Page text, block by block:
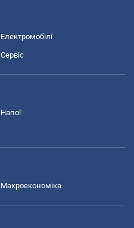
Електромобілі
Сервіс
Напої
Макроекономіка